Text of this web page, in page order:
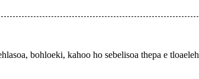
bohloeki, kahoo ho sebelisoa thepa e